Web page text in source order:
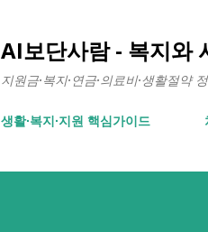
AI보단사람 - 복지와
지원금·복지·연금·의료비·생활절약
생활∙복지∙지원 핵심가이드